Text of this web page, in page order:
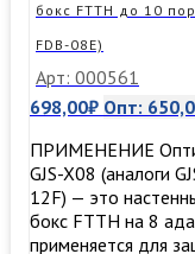
бокс FTTH до 10
FDB-08E)
Арт: 000561
698,00₽ Опт:
ПРИМЕНЕНИЕ
GJS-X08 (аналоги
12F) — это
бокс FTTH на 8
применяется для